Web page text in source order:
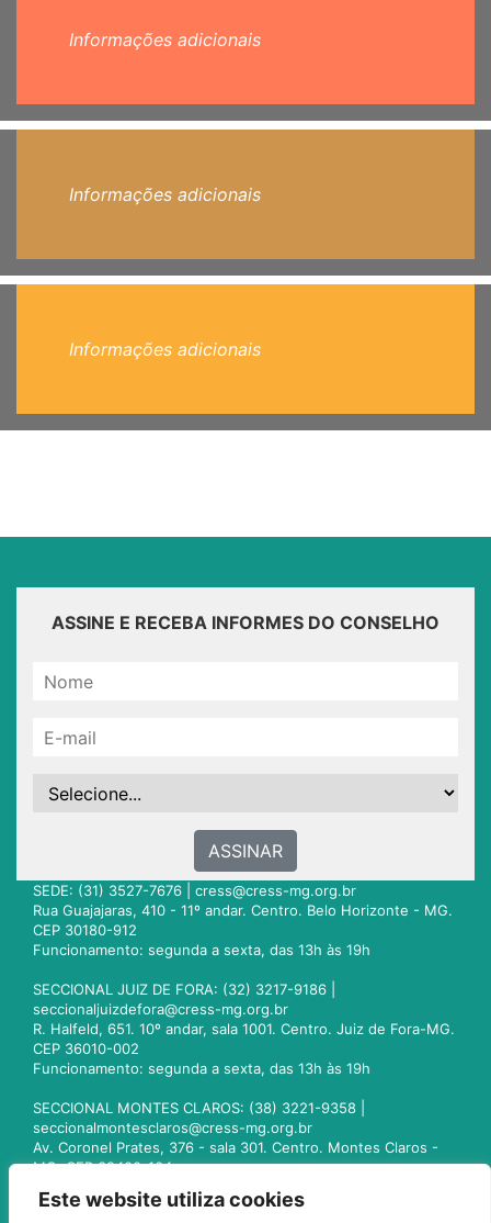
Este website utiliza cookies
Informações adicionais
Informações adicionais
Informações adicionais
ASSINE E RECEBA INFORMES DO CONSELHO
ASSINAR
SEDE: (31) 3527-7676 | cress@cress-mg.org.br
Rua Guajajaras, 410 - 11º andar. Centro. Belo Horizonte - MG.
CEP 30180-912
Funcionamento: segunda a sexta, das 13h às 19h
SECCIONAL JUIZ DE FORA: (32) 3217-9186 |
seccionaljuizdefora@cress-mg.org.br
R. Halfeld, 651. 10º andar, sala 1001. Centro. Juiz de Fora-MG.
CEP 36010-002
Funcionamento: segunda a sexta, das 13h às 19h
SECCIONAL MONTES CLAROS: (38) 3221-9358 |
seccionalmontesclaros@cress-mg.org.br
Av. Coronel Prates, 376 - sala 301. Centro. Montes Claros -
MG. CEP 39400-104